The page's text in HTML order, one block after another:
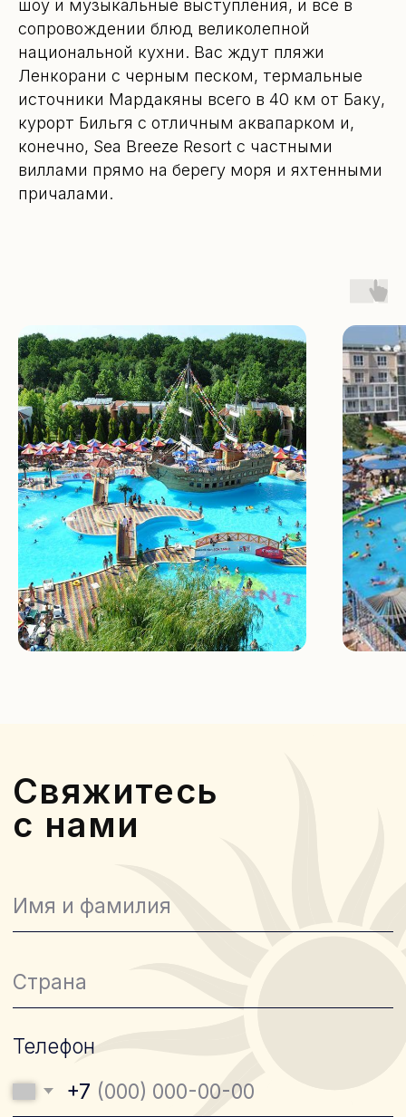
шоу и музыкальные выступления, и все в
сопровождении блюд великолепной
национальной кухни. Вас ждут пляжи
Ленкорани с черным песком, термальные
источники Мардакяны всего в 40 км от Баку,
курорт Бильгя с отличным аквапарком и,
конечно, Sea Breeze Resort с частными
виллами прямо на берегу моря и яхтенными
причалами.
Телефон
+7
Согласие на обработку моих
персональных данныхв порядке
и на условиях, указанных вПолитике
обработки персональных данных
Отправить